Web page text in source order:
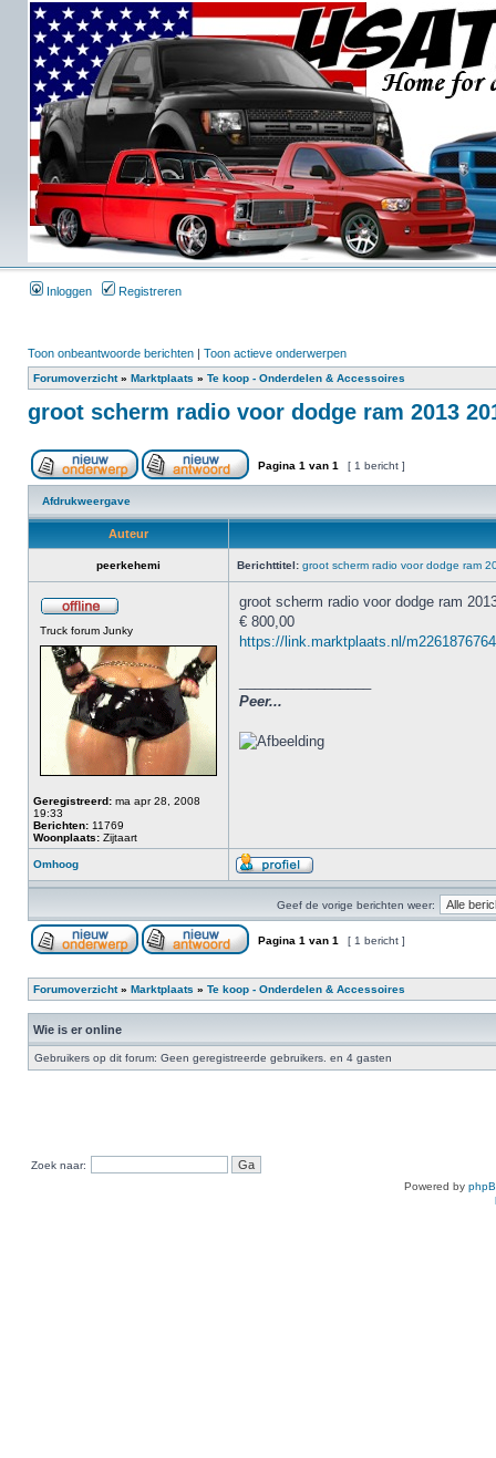
Inloggen Registreren
Toon onbeantwoorde berichten | Toon actieve onderwerpen
Forumoverzicht» Marktplaats » Te koop - Onderdelen & Accessoires
groot scherm radio voor dodge ram 2013
Pagina 1 van 1 [ 1 bericht ]
Afdrukweergave
Auteur
peerkehemi Berichttitel: groot scherm radio voor dodge ram
Truck forum Junky
Geregistreerd: ma apr 28, 2008
19:33
Berichten: 11769
Woonplaats: Zijtaart
groot scherm radio voor dodge ram
€ 800,00
https://link.marktplaats.nl/
Peer...
Omhoog
Geef de vorige berichten weer:
Pagina 1 van 1 [ 1 bericht ]
Forumoverzicht» Marktplaats » Te koop - Onderdelen & Accessoires
Wie is er online
Gebruikers op dit forum: Geen geregistreerde gebruikers. en 4 gasten
Zoek naar:
Powered by